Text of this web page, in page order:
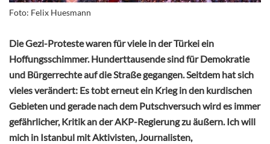
Foto: Felix Huesmann
Die Gezi-Proteste waren für viele in der Türkei ein
Hoffungsschimmer. Hunderttausende sind für Demokratie
und Bürgerrechte auf die Straße gegangen. Seitdem hat sich
vieles verändert: Es tobt erneut ein Krieg in den kurdischen
Gebieten und gerade nach dem Putschversuch wird es immer
gefährlicher, Kritik an der AKP-Regierung zu äußern. Ich will
mich in Istanbul mit Aktivisten, Journalisten,